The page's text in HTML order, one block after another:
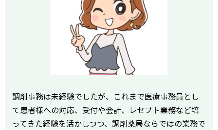
調剤事務は未経験でしたが、これまで医療事務員とし
て患者様への対応、受付や会計、レセプト業務など培
ってきた経験を活かしつつ、調剤薬局ならではの業務で